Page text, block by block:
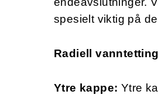
spesielt viktig på
Radiell
Ytre kappe: Ytre